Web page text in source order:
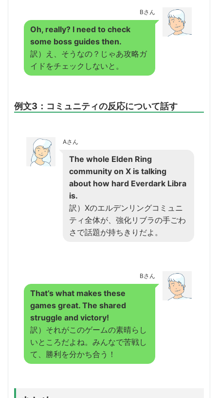
Bさん
Oh, really? I need to check
some boss guides then.
訳）え、そうなの？じゃあ攻略ガ
イドをチェックしないと。
例文3：コミュニティの反応について話す
Aさん
The whole Elden Ring
community on X is talking
about how hard Everdark Libra
is.
訳）Xのエルデンリングコミュニ
ティ全体が、強化リブラの手ごわ
さで話題が持ちきりだよ。
Bさん
That’s what makes these
games great. The shared
struggle and victory!
訳）それがこのゲームの素晴らし
いところだよね。みんなで苦戦し
て、勝利を分かち合う！